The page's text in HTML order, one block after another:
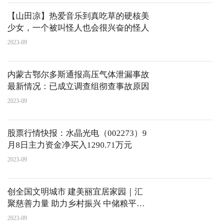
【山田凉】热爱音乐到真吃草的硬核美
少女，一个被叫怪人也会很兴奋的怪人
2023-09
内蒙古鄂尔多斯通报高压气体泄漏事故
最新情况：已成立调查组彻查事故原因
2023-09
股票行情快报：水晶光电（002273）9
月8日主力资金净买入1290.71万元
2023-09
​创全国文明城市 建美丽宜居家园｜汇
聚慈善力量 助力乡村振兴 中储粮平顶
山直属库踊跃为公益奉献爱心
2023-09